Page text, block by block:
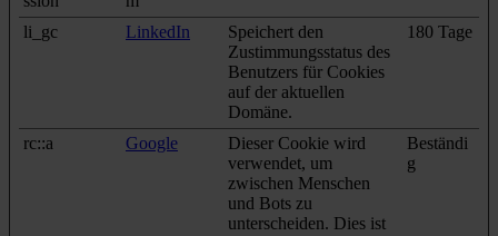
li_gc
LinkedIn
Speichert den
Zustimmungsstatus des
Benutzers für Cookies
auf der aktuellen
Domäne.
180 Tage
rc::a Google
Dieser Cookie wird
verwendet, um
zwischen Menschen
und Bots zu
unterscheiden. Dies ist
Beständi
g